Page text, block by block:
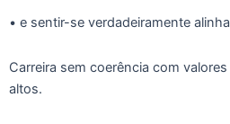
• e sentir-se verdadeiramente
Carreira sem coerência com
altos.